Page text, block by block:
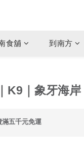
食舖 到南方
K9｜象牙海岸
五千元免運